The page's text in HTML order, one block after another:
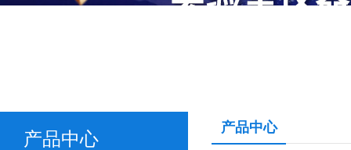
产品中心
产品中心